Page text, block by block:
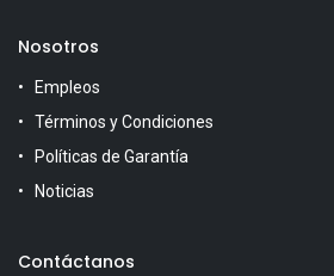
Nosotros
Empleos
Términos y Condiciones
Políticas de Garantía
Noticias
Contáctanos